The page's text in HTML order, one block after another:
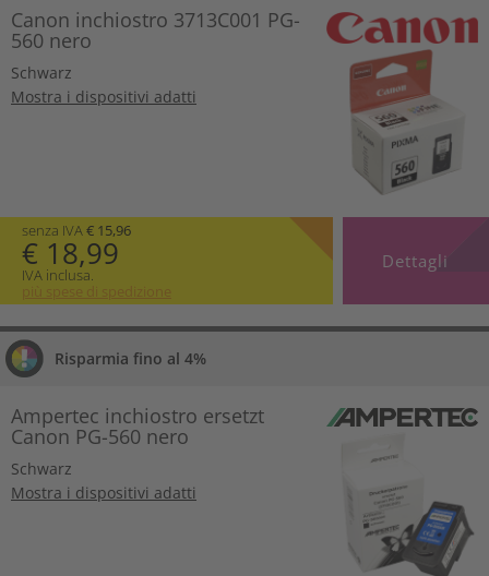
Canon inchiostro 3713C001 PG-
560 nero
Schwarz
Mostra i dispositivi adatti
senza IVA€ 15,96
€ 18,99
IVA inclusa.
più spese di spedizione
Dettagli
Risparmia fino al 4%
Ampertec inchiostro ersetzt
Canon PG-560 nero
Schwarz
Mostra i dispositivi adatti